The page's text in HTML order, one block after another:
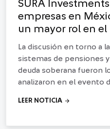
SURA
empresas en
un mayor rol en el
presión del
La discusión en torno a
sistemas de pensiones
deuda soberana fueron
analizaron en el evento
LEER NOTICIA arrow_forward